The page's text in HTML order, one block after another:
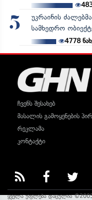
5
უკრაინის
სამხედრო
4778
ჩვენს შესახებ
მასალის გამოყენების
რეკლამა
კონტაქტი
ყველა უფლება დაცულია